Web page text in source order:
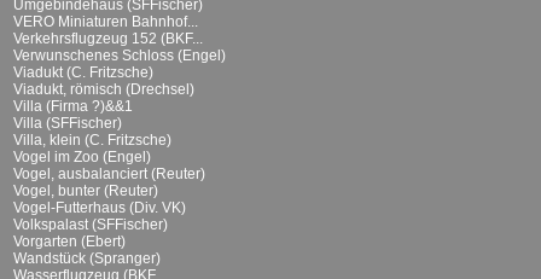
Umgebindehaus (SFFischer)
VERO Miniaturen Bahnhof...
Verkehrsflugzeug 152 (BKF...
Verwunschenes Schloss (Engel)
Viadukt (C. Fritzsche)
Viadukt, römisch (Drechsel)
Villa (Firma ?)&&1
Villa (SFFischer)
Villa, klein (C. Fritzsche)
Vogel im Zoo (Engel)
Vogel, ausbalanciert (Reuter)
Vogel, bunter (Reuter)
Vogel-Futterhaus (Div. VK)
Volkspalast (SFFischer)
Vorgarten (Ebert)
Wandstück (Spranger)
Wasserflugzeug (BKF